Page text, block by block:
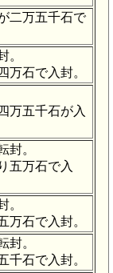
二万五千石で
。
万石で入封。
万五千石が入
封。
五万石で入
。
万石で入封。
封。
千石で入封。